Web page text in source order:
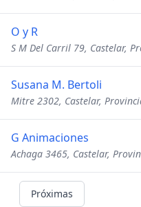
O y R
S M Del Carril 79, Castelar,
Susana M. Bertoli
Mitre 2302, Castelar,
G Animaciones
Achaga 3465, Castelar,
Próximas